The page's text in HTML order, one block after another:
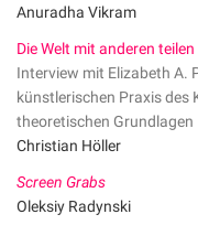
Anuradha Vikram
Die Welt mit anderen teilen
Interview mit Elizabeth A.
künstlerischen Praxis des
theoretischen Grundlagen
Christian Höller
Screen Grabs
Oleksiy Radynski